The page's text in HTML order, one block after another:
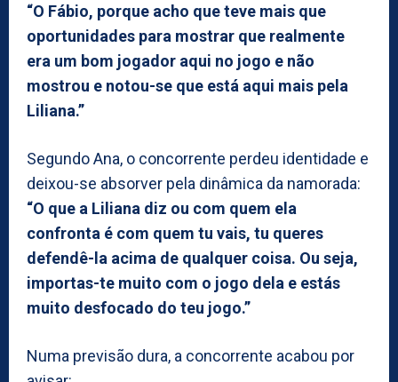
“O Fábio, porque acho que teve mais que
oportunidades para mostrar que realmente
era um bom jogador aqui no jogo e não
mostrou e notou-se que está aqui mais pela
Liliana.”
Segundo Ana, o concorrente perdeu identidade e
deixou-se absorver pela dinâmica da namorada:
“O que a Liliana diz ou com quem ela
confronta é com quem tu vais, tu queres
defendê-la acima de qualquer coisa. Ou seja,
importas-te muito com o jogo dela e estás
muito desfocado do teu jogo.”
Numa previsão dura, a concorrente acabou por